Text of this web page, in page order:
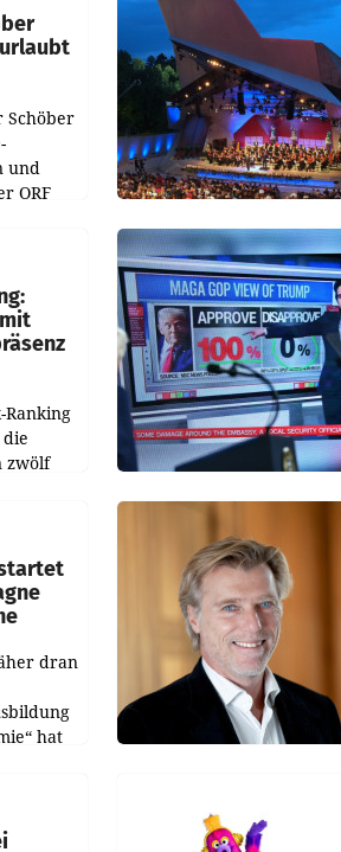
Schöber
und
ORF
Ranking
zwölf
dran
hat